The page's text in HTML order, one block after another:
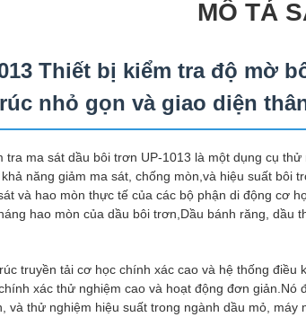
MÔ TẢ
Thiết bị kiểm tra độ mờ
nhỏ gọn và giao diện
tra ma sát dầu bôi trơn UP-1013 là một dụng cụ
năng giảm ma sát, chống mòn,và hiệu suất bôi
và hao mòn thực tế của các bộ phận di động cơ
hao mòn của dầu bôi trơn,Dầu bánh răng, dầu
truyền tải cơ học chính xác cao và hệ thống
xác thử nghiệm cao và hoạt động đơn
và thử nghiệm hiệu suất trong ngành dầu mỏ, máy